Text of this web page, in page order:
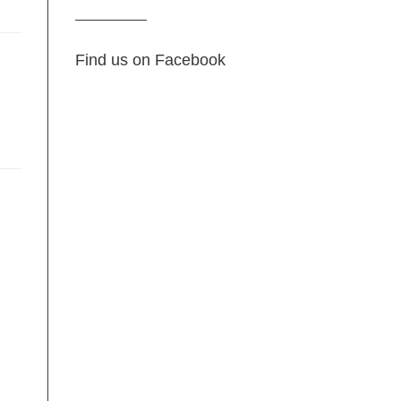
Find us on Facebook